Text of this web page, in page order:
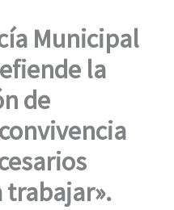
Municipal
la
de
trabajar».